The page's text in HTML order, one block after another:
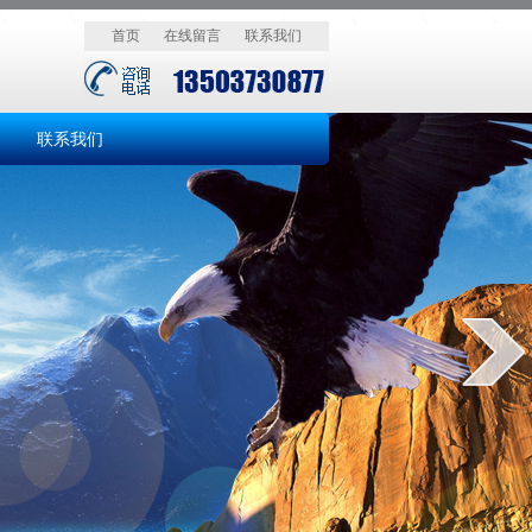
首页 在线留言 联系我们
联系我们